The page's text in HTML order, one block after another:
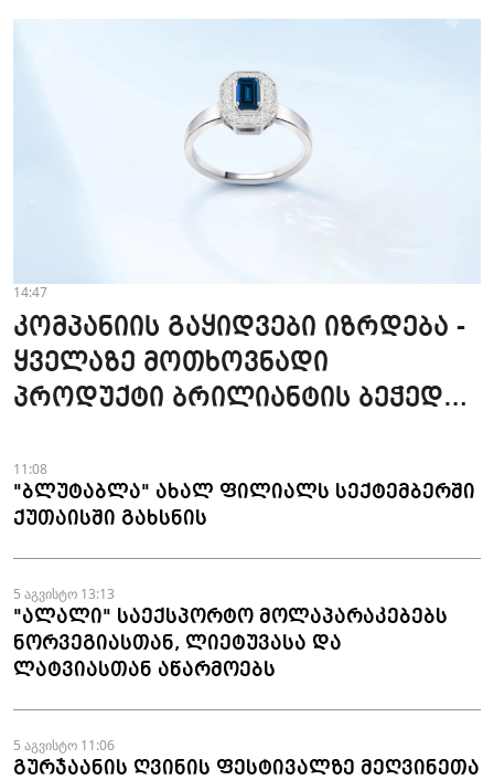
14:47
კომპანიის გაყიდვები იზრდება -
ყველაზე მოთხოვნადი
პროდუქტი ბრილიანტის ბეჭედია
11:08
"ბლუტაბლა" ახალ ფილიალს სექტემბერში
ქუთაისში გახსნის
5 აგვისტო 13:13
"ალალი" საექსპორტო მოლაპარაკებებს
ნორვეგიასთან, ლიეტუვასა და
ლატვიასთან აწარმოებს
5 აგვისტო 11:06
გურჯაანის ღვინის ფესტივალზე მეღვინეთა